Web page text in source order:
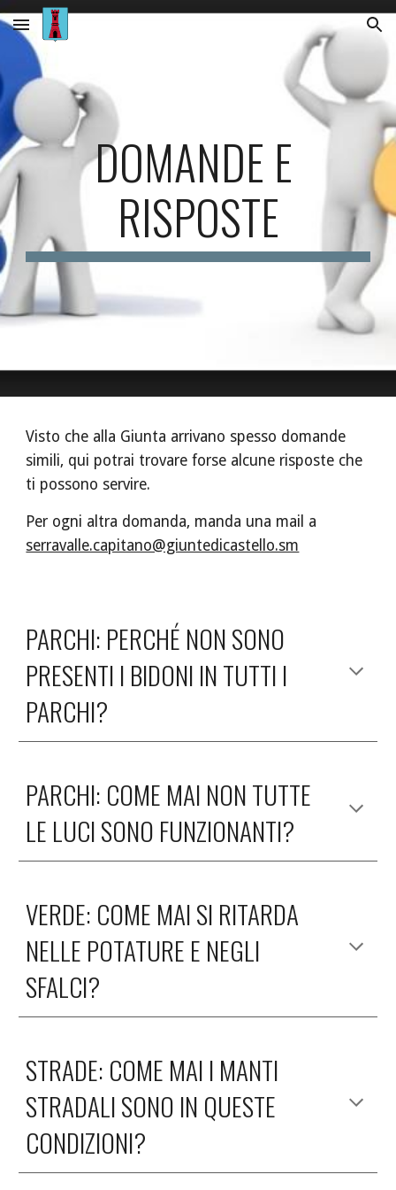
Skip to main content Skip to navigation
DOMANDE E
RISPOSTE
Visto che alla Giunta arrivano spesso domande
simili, qui potrai trovare forse alcune risposte che
ti possono servire.
serravalle.capitano@giuntedicastello.sm
PARCHI: PERCHÉ NON SONO
PRESENTI I BIDONI IN TUTTI I
PARCHI?
PARCHI: COME MAI NON TUTTE
LE LUCI SONO FUNZIONANTI?
VERDE: COME MAI SI RITARDA
NELLE POTATURE E NEGLI
SFALCI?
STRADE: COME MAI I MANTI
STRADALI SONO IN QUESTE
CONDIZIONI?